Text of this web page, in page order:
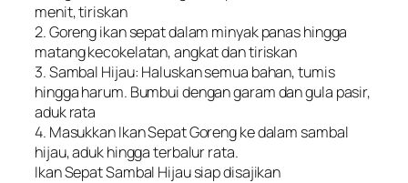
menit, tiriskan
2. Goreng ikan sepat dalam minyak panas hingga
matang kecokelatan, angkat dan tiriskan
3. Sambal Hijau: Haluskan semua bahan, tumis
hingga harum. Bumbui dengan garam dan gula pasir,
aduk rata
4. Masukkan Ikan Sepat Goreng ke dalam sambal
hijau, aduk hingga terbalur rata.
Ikan Sepat Sambal Hijau siap disajikan